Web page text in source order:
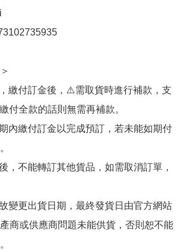
繳付訂金後，⚠️需取貨時進行補款，支
付全款的話則無需再補款。
內繳付訂金以完成預訂，若未能如期付
，不能轉訂其他貨品，如需取消訂單，
變更出貨日期，最終發貨日由官方網站
商或供應商問題未能供貨，否則恕不能